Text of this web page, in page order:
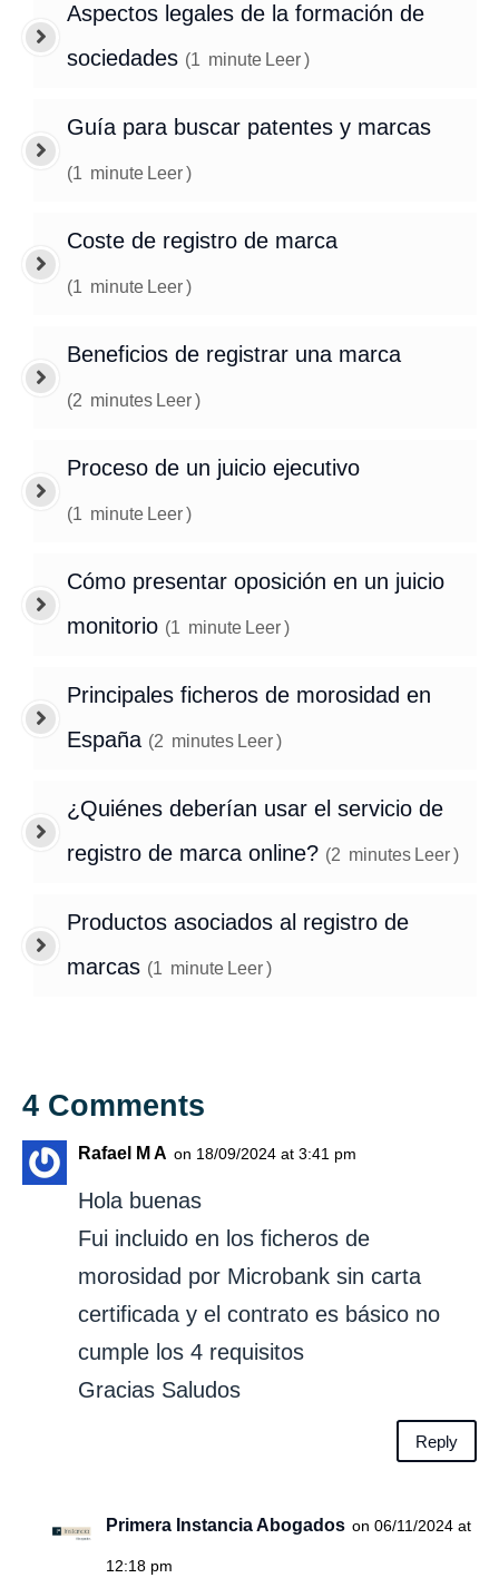
Aspectos legales de la formación de
sociedades (1 minute Leer)
Guía para buscar patentes y marcas
(1 minute Leer)
Coste de registro de marca
(1 minute Leer)
Beneficios de registrar una marca
(2 minutes Leer)
Proceso de un juicio ejecutivo
(1 minute Leer)
Cómo presentar oposición en un juicio
monitorio (1 minute Leer)
Principales ficheros de morosidad en
España (2 minutes Leer)
¿Quiénes deberían usar el servicio de
registro de marca online? (2 minutes Leer)
Productos asociados al registro de
marcas (1 minute Leer)
4 Comments
Rafael M A on 18/09/2024 at 3:41 pm
Hola buenas
Fui incluido en los ficheros de
morosidad por Microbank sin carta
certificada y el contrato es básico no
cumple los 4 requisitos
Gracias Saludos
Reply
Primera Instancia Abogados on 06/11/2024 at
12:18 pm